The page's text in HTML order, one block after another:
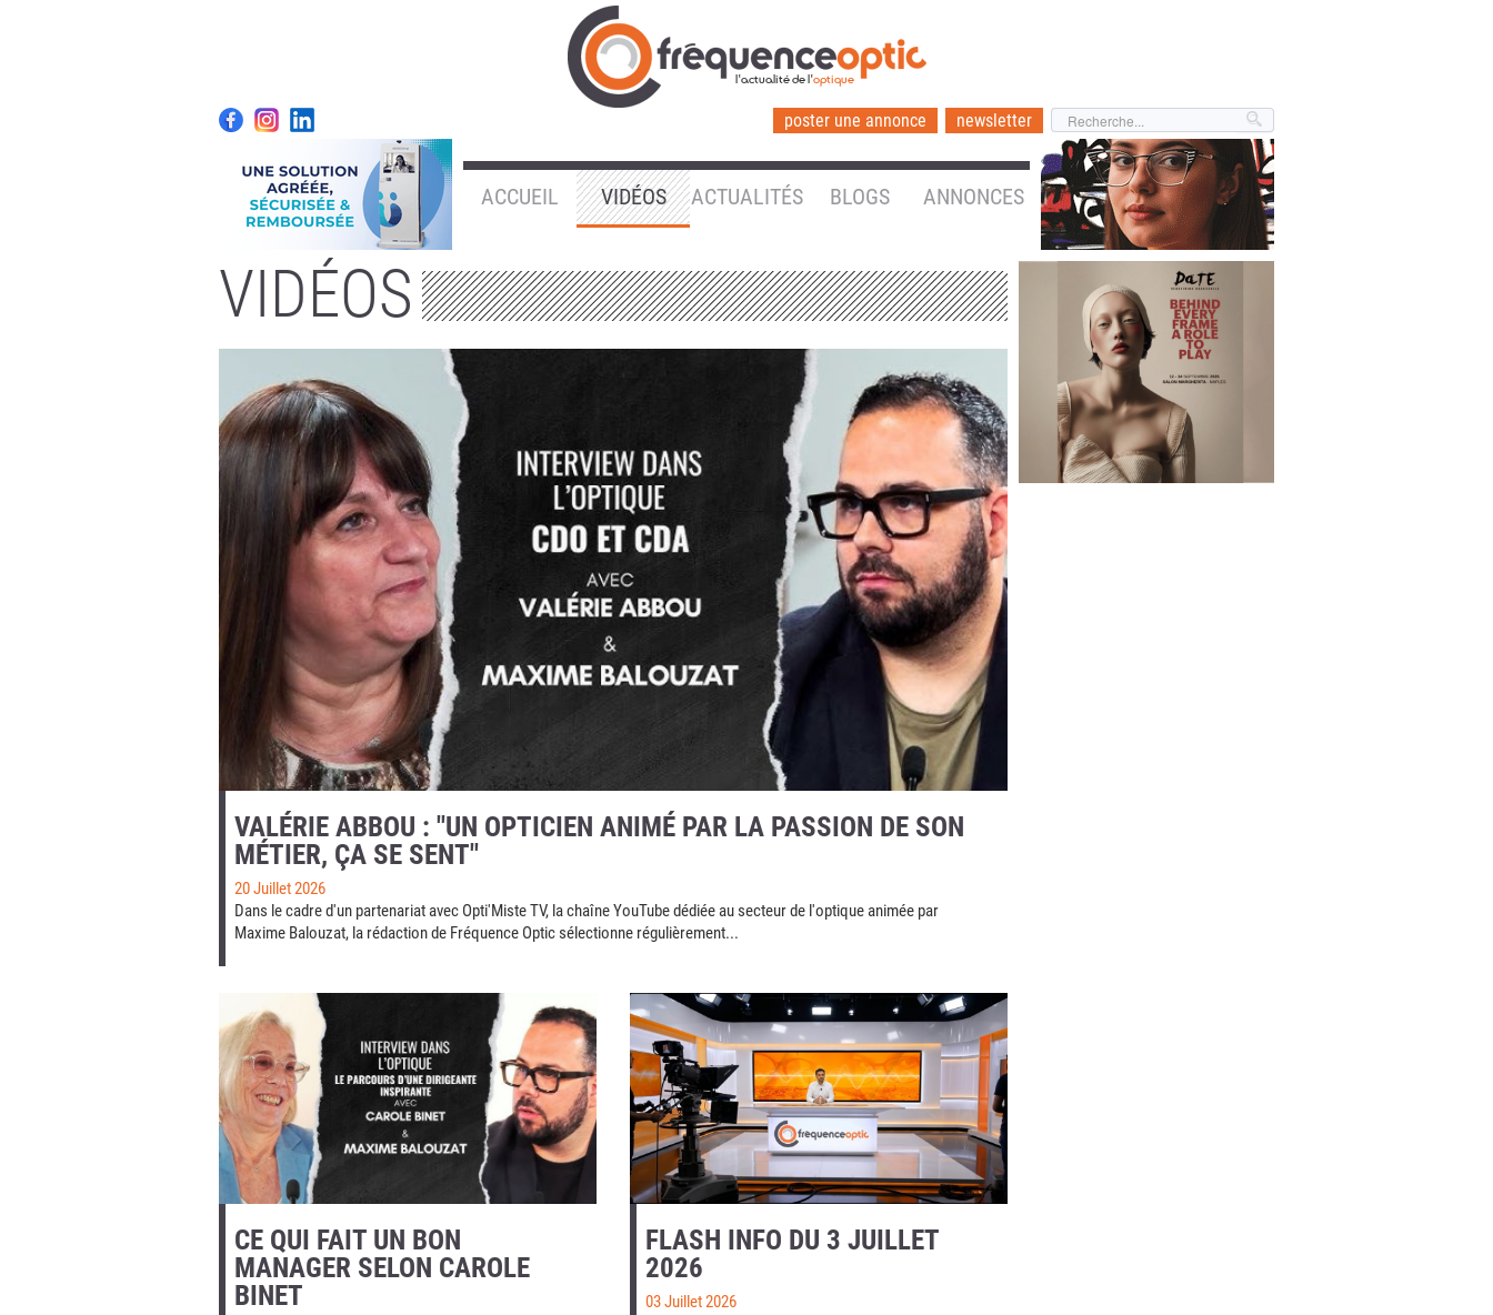
l'actualité de l'optique
poster une annonce newsletter
ACCUEIL VIDÉOS ACTUALITÉS BLOGS ANNONCES
VIDÉOS
VALÉRIE ABBOU : "UN OPTICIEN ANIMÉ PAR LA PASSION DE SON
MÉTIER, ÇA SE SENT"
20 Juillet 2026
Dans le cadre d'un partenariat avec Opti'Miste TV, la chaîne YouTube dédiée au secteur de l'optique animée par
Maxime Balouzat, la rédaction de Fréquence Optic sélectionne régulièrement...
CE QUI FAIT UN BON
MANAGER SELON CAROLE
BINET
FLASH INFO DU 3 JUILLET
2026
03 Juillet 2026